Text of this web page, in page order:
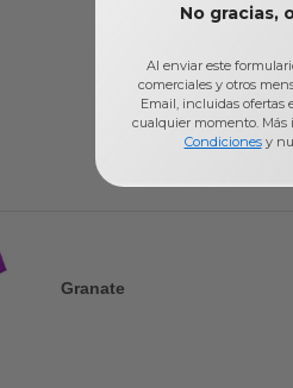
Granate
No gracias,
Al enviar este
comerciales y otros
Email, incluidas ofertas
cualquier momento.
Condicionesy